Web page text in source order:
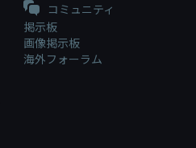
コミュニティ
掲示板
画像掲示板
海外フォーラム